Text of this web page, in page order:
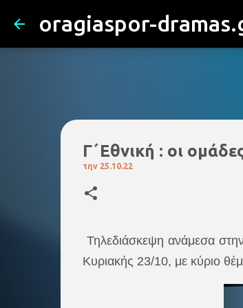
oragiaspor-
Γ΄Εθνική : οι
την 25.10.22
Τηλεδιάσκεψη ανάμεσα
Κυριακής 23/10, με κύριο